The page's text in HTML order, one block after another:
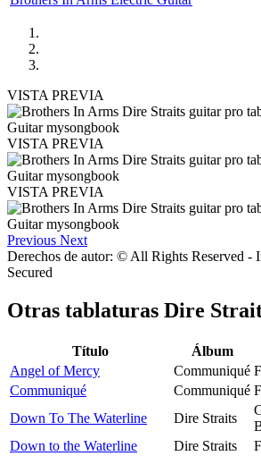
VISTA PREVIA
VISTA PREVIA
VISTA PREVIA
Previous Next
Derechos de autor: © All Rights Reserved -
Secured
Otras tablaturas Dire
Título Álbum
Angel of Mercy
Communiqué
Communiqué
Communiqué
Down To The Waterline
Dire Straits
Down to the Waterline
Dire Straits